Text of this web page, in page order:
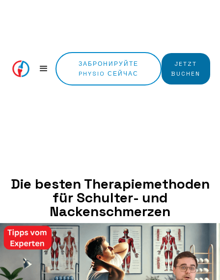
ЗАБРОНИРУЙТЕ
PHYSIO СЕЙЧАС
JETZT
BUCHEN
Die besten Therapiemethoden
für Schulter- und
Nackenschmerzen